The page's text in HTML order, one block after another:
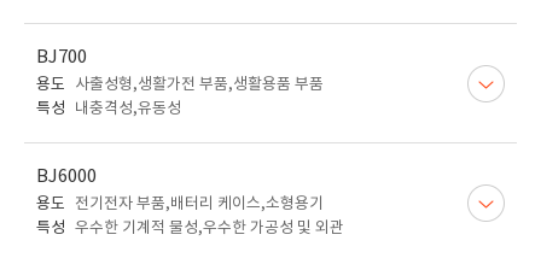
BJ700
용도
사출성형,생활가전 부품,생활용품 부품
특성
내충격성,유동성
BJ6000
용도
전기전자 부품,배터리 케이스,소형용기
특성 우수한 기계적 물성,우수한 가공성 및 외관